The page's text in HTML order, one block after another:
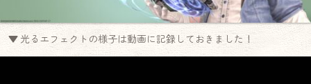
▼ 光るエフェクトの様子は動画に記録しておきました！